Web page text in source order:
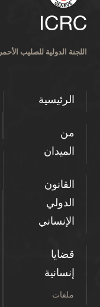
اللجنة الدولية للصليب الأحمر
الرئيسية
من
الميدان
القانون
الدولي
الإنساني
قضايا
إنسانية
ملفات